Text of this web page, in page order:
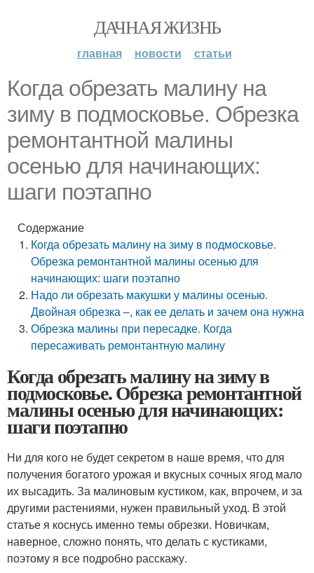
ДАЧНАЯ ЖИЗНЬ
главная новости статьи
Когда обрезать малину на
зиму в подмосковье. Обрезка
ремонтантной малины
осенью для начинающих:
шаги поэтапно
Содержание
Когда обрезать малину на зиму в подмосковье.
Обрезка ремонтантной малины осенью для
начинающих: шаги поэтапно
Надо ли обрезать макушки у малины осенью.
Двойная обрезка –, как ее делать и зачем она нужна
Обрезка малины при пересадке. Когда
пересаживать ремонтантную малину
Когда обрезать малину на зиму в
подмосковье. Обрезка ремонтантной
малины осенью для начинающих:
шаги поэтапно
Ни для кого не будет секретом в наше время, что для
получения богатого урожая и вкусных сочных ягод мало
их высадить. За малиновым кустиком, как, впрочем, и за
другими растениями, нужен правильный уход. В этой
статье я коснусь именно темы обрезки. Новичкам,
наверное, сложно понять, что делать с кустиками,
поэтому я все подробно расскажу.